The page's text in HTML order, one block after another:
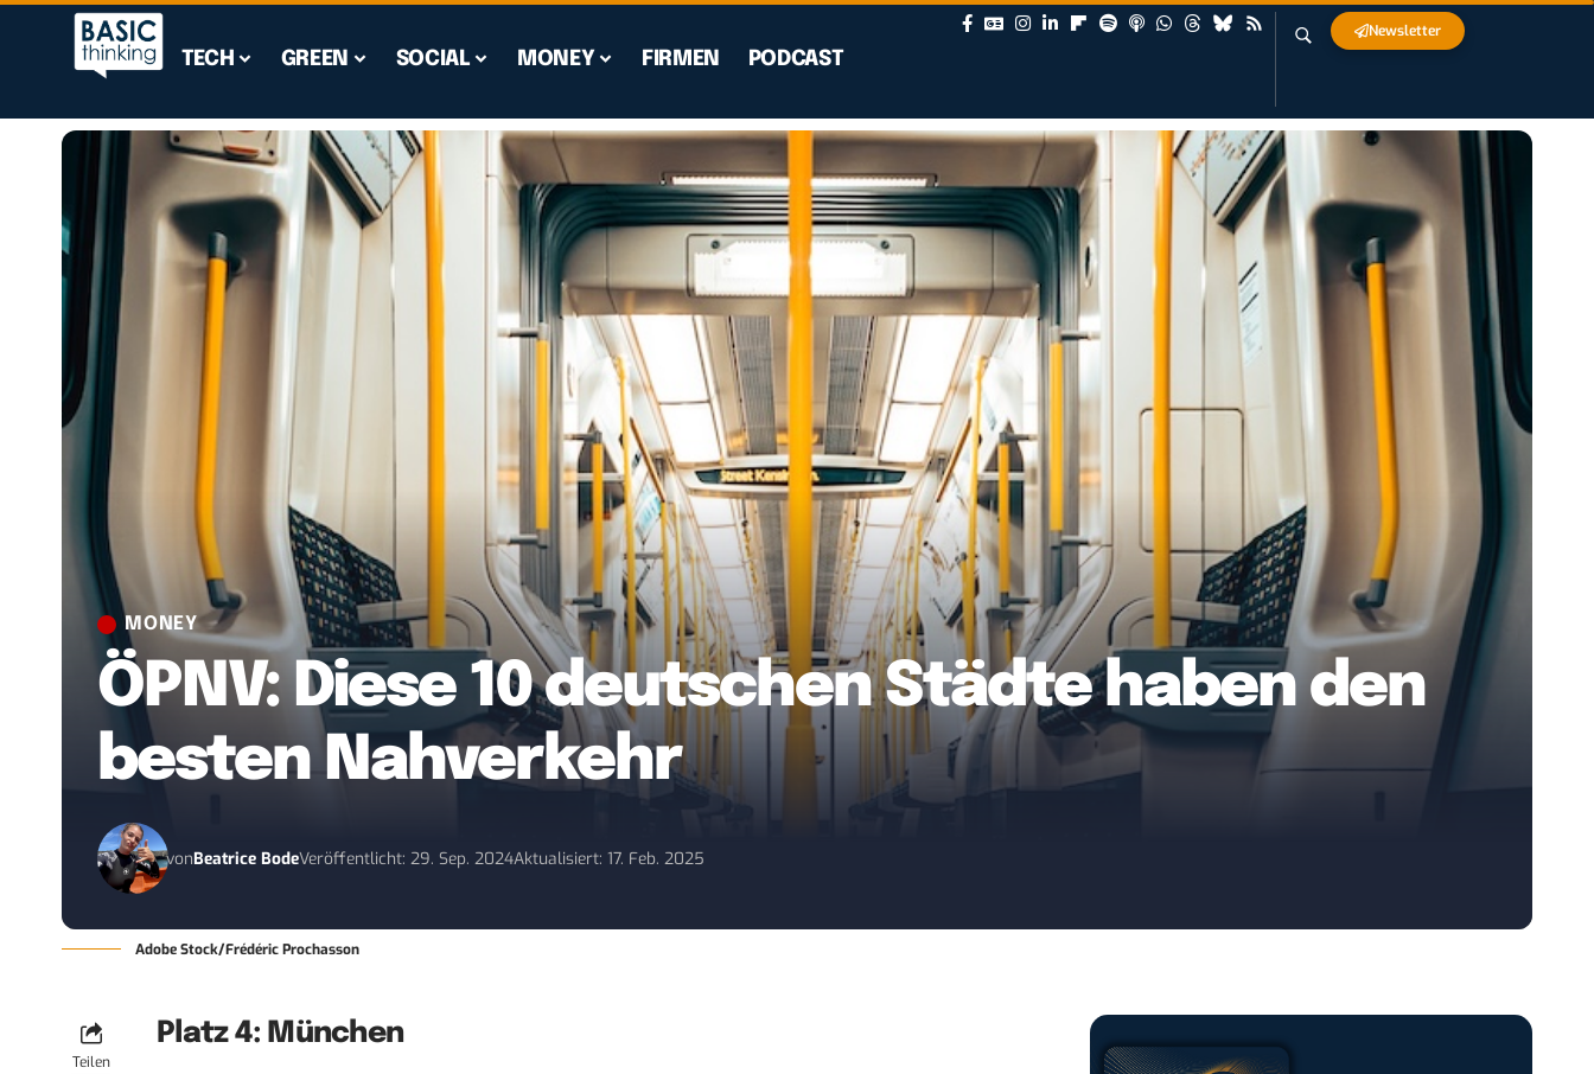
TECH GREEN SOCIAL MONEY FIRMEN PODCAST
Newsletter
MONEY
ÖPNV: Diese 10 deutschen Städte haben den
besten Nahverkehr
vonBeatrice BodeVeröffentlicht: 29. Sep. 2024Aktualisiert: 17. Feb. 2025
Adobe Stock/Frédéric Prochasson
Teilen
Platz 4: München